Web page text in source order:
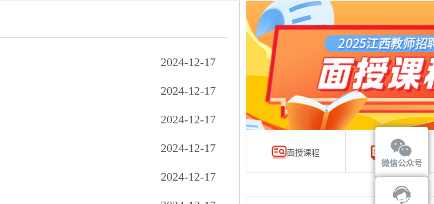
2024-12-17
2024-12-17
2024-12-17
2024-12-17
2024-12-17
面授课程 网络课程
微信公众号